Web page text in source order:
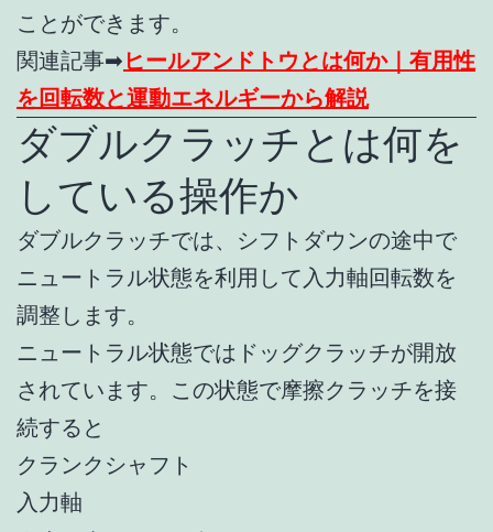
ことができます。
関連記事➡ ヒールアンドトウとは何か｜有用性
を回転数と運動エネルギーから解説
ダブルクラッチとは何を
している操作か
ダブルクラッチでは、シフトダウンの途中で
ニュートラル状態を利用して入力軸回転数を
調整します。
ニュートラル状態ではドッグクラッチが開放
されています。この状態で摩擦クラッチを接
続すると
クランクシャフト
入力軸